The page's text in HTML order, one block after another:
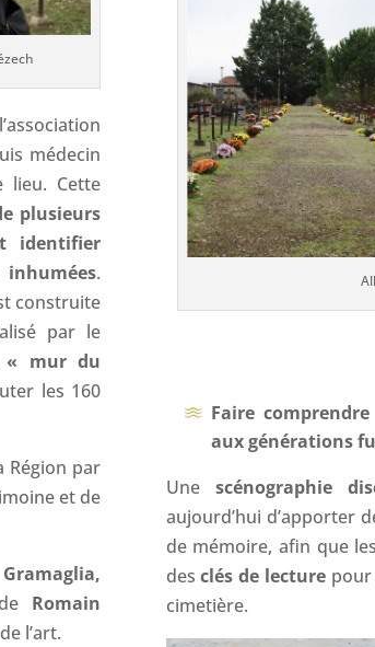
médecin
lieu. Cette
plusieurs
identifier
.
construite
par le
« mur du
les 160
Région par
et de
Romain
l’art.
Faire
aux générations
Une scénographie
aujourd’hui d’apporter
de mémoire, afin que
desclés de lecture
cimetière.